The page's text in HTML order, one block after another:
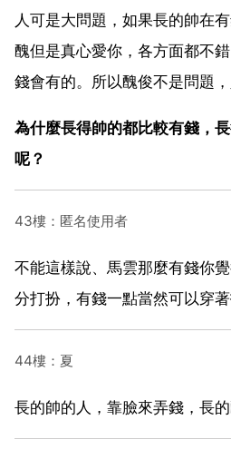
人可是大問題，如果長的帥在
醜但是真心愛你，各方面都不
錢會有的。所以醜俊不是問題，
為什麼長得帥的都比較有錢，
呢？
43樓：匿名使用者
不能這樣說、馬雲那麼有錢你
分打扮，有錢一點當然可以穿
44樓：夏
長的帥的人，靠臉來弄錢，長